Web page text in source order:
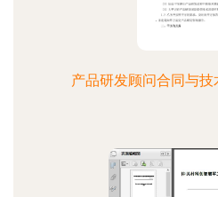
产品研发顾问合同与